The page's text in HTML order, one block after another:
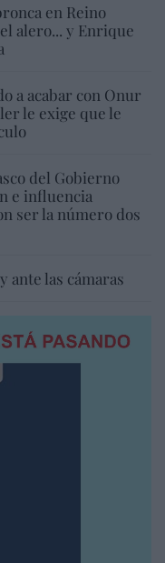
en Reino
alero... y Enrique
a acabar con Onur
le exige que le
del Gobierno
e influencia
ser la número dos
ante las cámaras